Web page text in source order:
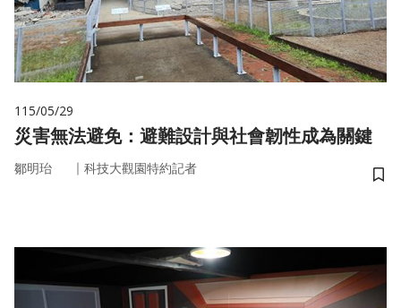
115/05/29
災害無法避免：避難設計與社會韌性成為關鍵
鄒明珆 ｜ 科技大觀園特約記者
儲